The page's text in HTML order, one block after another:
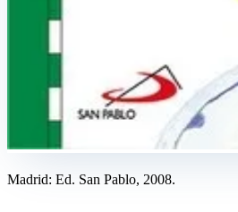
Madrid: Ed. San Pablo, 2008.